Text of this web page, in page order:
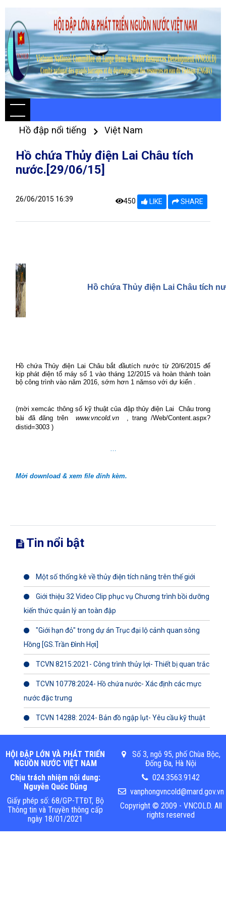
Hồ đập nổi tiếng Việt Nam
Hồ chứa Thủy điện Lai Châu tích
nước.[29/06/15]
26/06/2015 16:39 450 LIKE SHARE
Hồ chứa Thủy điện Lai Châu tích
Hồ chứa Thủy điện Lai Châu bắt đầutích nước từ 20/6/2015 để
kịp phát điện tổ máy số 1 vào tháng 12/2015 và hoàn thành toàn
bộ công trình vào năm 2016, sớm hơn 1 nămso với dự kiến .
(mời xemcác thông số kỹ thuật của đập thủy điện Lai
Châu trong
bài đã đăng trên
www.vncold.vn
, trang /Web/Content.aspx?
distid=3003 )
Mời download & xem file đính kèm.
Tin nổi bật
Một số thống kê về thủy điện tích năng trên thế giới
Giới thiệu 32 Video Clip phục vụ Chương trình bồi dưỡng
kiến thức quản lý an toàn đập
"Giới hạn đỏ" trong dự án Trục đại lộ cảnh quan sông
Hồng [GS.Trần Đình Hợi]
TCVN 8215:2021- Công trình thủy lợi- Thiết bị quan trắc
TCVN 10778:2024- Hồ chứa nước- Xác định các mực
nước đặc trưng
TCVN 14288: 2024- Bản đồ ngập lụt- Yêu cầu kỹ thuật
HỘI ĐẬP LỚN VÀ PHÁT TRIỂN
NGUỒN NƯỚC VIỆT NAM
Chịu trách nhiệm nội dung:
Nguyễn Quốc Dũng
Giấy phép số: 68/GP-TTĐT, Bộ
Thông tin và Truyền thông cấp
ngày 18/01/2021
Số 3, ngõ 95, phố Chùa Bộc,
Đống Đa, Hà Nội
024.3563.9142
vanphongvncold@mard.gov.vn
Copyright © 2009 - VNCOLD. All
rights reserved